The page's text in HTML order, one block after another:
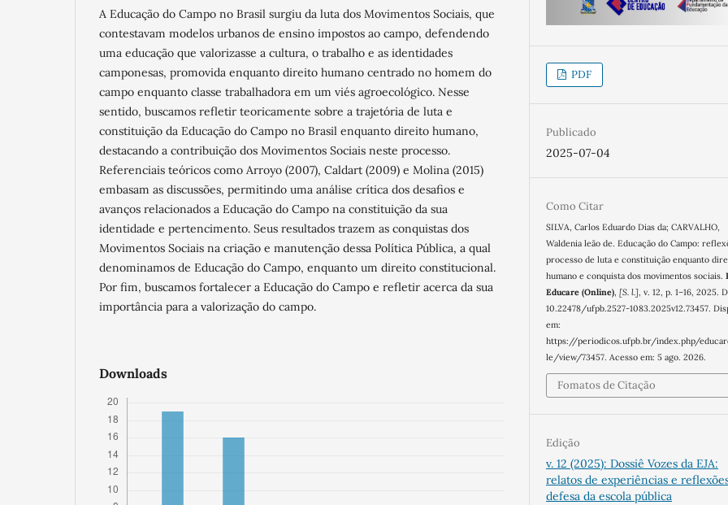
A Educação do Campo no Brasil surgiu da luta dos Movimentos Sociais, que
contestavam modelos urbanos de ensino impostos ao campo, defendendo
uma educação que valorizasse a cultura, o trabalho e as identidades
camponesas, promovida enquanto direito humano centrado no homem do
campo enquanto classe trabalhadora em um viés agroecológico. Nesse
sentido, buscamos refletir teoricamente sobre a trajetória de luta e
constituição da Educação do Campo no Brasil enquanto direito humano,
destacando a contribuição dos Movimentos Sociais neste processo.
Referenciais teóricos como Arroyo (2007), Caldart (2009) e Molina (2015)
embasam as discussões, permitindo uma análise crítica dos desafios e
avanços relacionados a Educação do Campo na constituição da sua
identidade e pertencimento. Seus resultados trazem as conquistas dos
Movimentos Sociais na criação e manutenção dessa Política Pública, a qual
denominamos de Educação do Campo, enquanto um direito constitucional.
Por fim, buscamos fortalecer a Educação do Campo e refletir acerca da sua
importância para a valorização do campo.
Downloads
PDF
Publicado
2025-07-04
Como Citar
SILVA, Carlos Eduardo Dias da; CARVALHO,
Waldenia leão de. Educação do Campo:
processo de luta e constituição enquanto
humano e conquista dos movimentos sociais.
Educare (Online) ,[S. l.] , v. 12, p. 1–16, 2025.
10.22478/ufpb.2527-1083.2025v12.73457.
em:
https://periodicos.ufpb.br/index.php/
le/view/73457. Acesso em: 5 ago. 2026.
Fomatos de Citação
Edição
v. 12 (2025): Dossiê Vozes da EJA:
relatos de experiências e
defesa da escola pública